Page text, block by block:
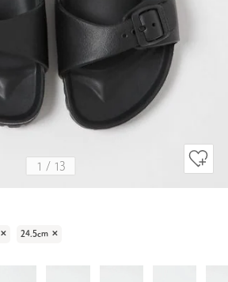
1 / 13
✕ 24.5cm ✕
BLACK
BLACK / 24cm
162cm